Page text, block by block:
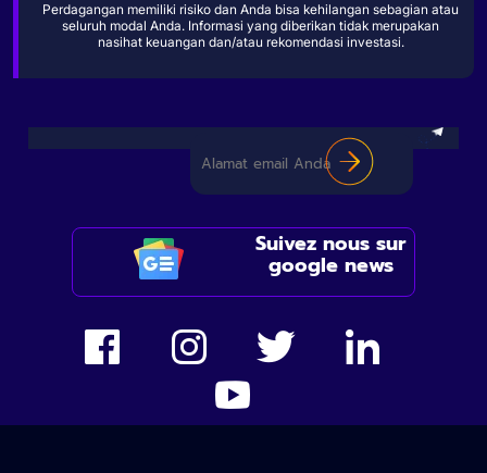
Perdagangan memiliki risiko dan Anda bisa kehilangan sebagian atau
seluruh modal Anda. Informasi yang diberikan tidak merupakan
nasihat keuangan dan/atau rekomendasi investasi.
Suivez nous sur
google news